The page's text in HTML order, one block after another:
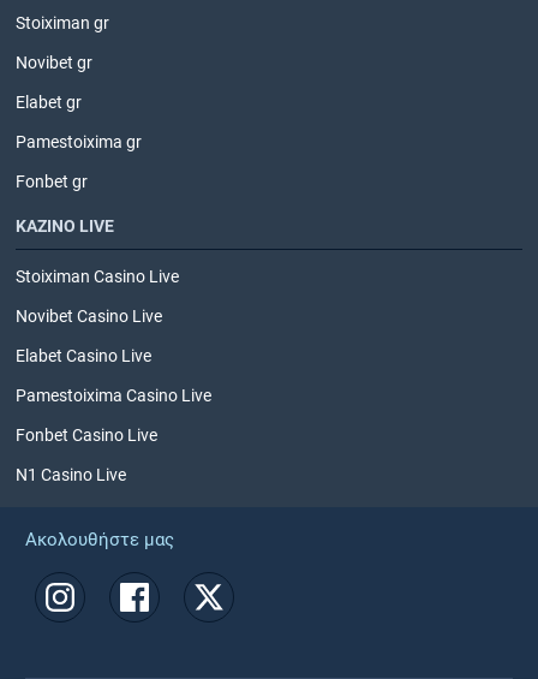
Stoiximan gr
Novibet gr
Elabet gr
Pamestoixima gr
Fonbet gr
ΚΑΖΙΝΟ LIVE
Stoiximan Casino Live
Novibet Casino Live
Elabet Casino Live
Pamestoixima Casino Live
Fonbet Casino Live
N1 Casino Live
Ακολουθήστε μας